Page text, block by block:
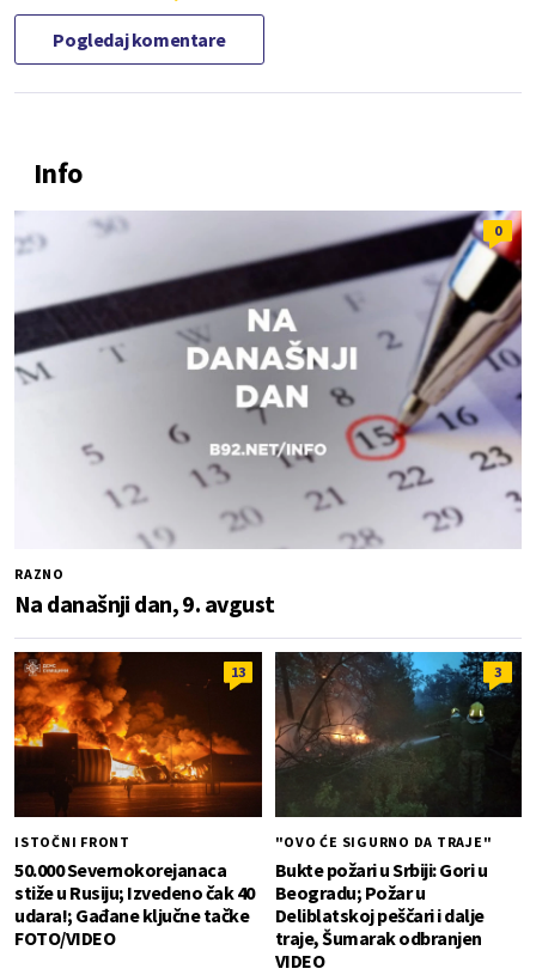
Pogledaj komentare
Info
0
RAZNO
Na današnji dan, 9. avgust
13
ISTOČNI FRONT
50.000 Severnokorejanaca
stiže u Rusiju; Izvedeno čak 40
udara!; Gađane ključne tačke
FOTO/VIDEO
3
"OVO ĆE SIGURNO DA TRAJE"
Bukte požari u Srbiji: Gori u
Beogradu; Požar u
Deliblatskoj peščari i dalje
traje, Šumarak odbranjen
VIDEO